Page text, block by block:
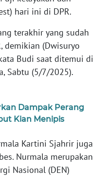
hari ini di DPR.
terakhir yang sudah
demikian (Dwisuryo
Budi saat ditemui di
Sabtu (5/7/2025).
Dampak Perang
Kian Menipis
Kartini Sjahrir juga
Nurmala merupakan
Nasional (DEN)